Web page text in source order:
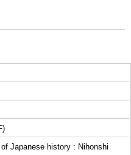
Japanese history : Nihonshi